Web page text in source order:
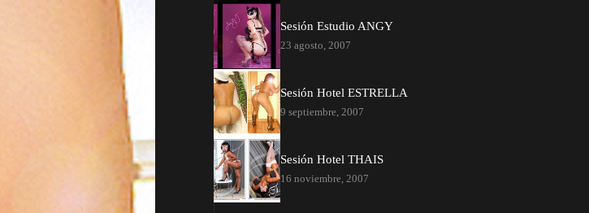
Sesión Estudio ANGY
23 agosto, 2007
Sesión Hotel ESTRELLA
9 septiembre, 2007
Sesión Hotel THAIS
16 noviembre, 2007